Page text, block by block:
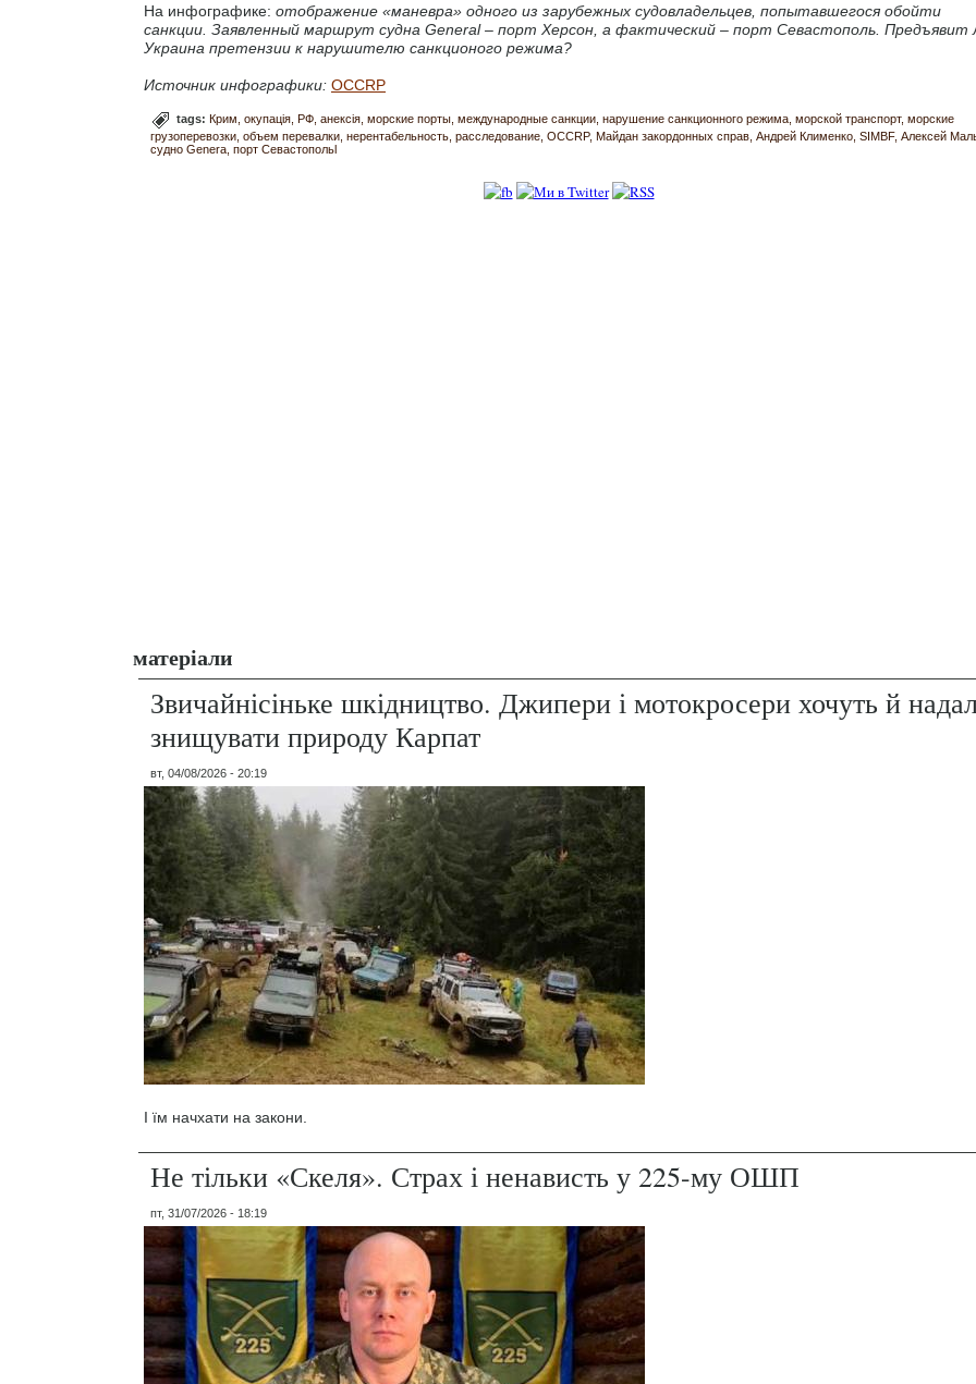
На инфографике: отображение «маневра» одного из зарубежных судовладельцев, попытавшегося обойти
санкции. Заявленный маршрут судна General – порт Херсон, а фактический – порт Севастополь. Предъявит
Украина претензии к нарушителю санкционого режима?
Источник инфографики: OCCRP
tags: Крим окупація РФ анексія морские порты международные санкции нарушение санкционного режима морской транспорт морские
грузоперевозки объем перевалки нерентабельность расследование OCCRP Майдан закордонных справ Андрей Клименко SIMBF Алексей
судно Genera порт Севастопольl
матеріали
Звичайнісіньке шкідництво. Джипери і мотокросери хочуть й
знищувати природу Карпат
вт, 04/08/2026 - 20:19
І їм начхати на закони.
Не тільки «Скеля». Страх і ненависть у 225-му ОШП
пт, 31/07/2026 - 18:19